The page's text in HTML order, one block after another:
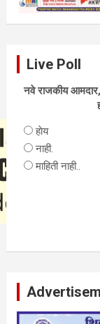
Live Poll
नवे राजकीय
हाेय
नाही.
माहिती नाही..